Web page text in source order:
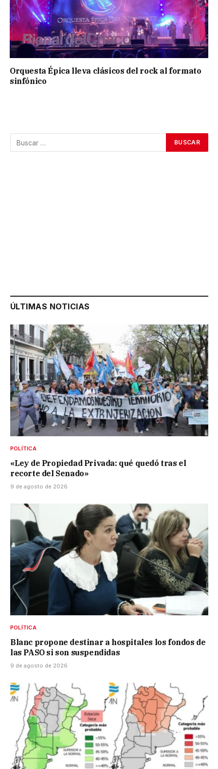
Orquesta Épica lleva clásicos del rock al formato
sinfónico
ÚLTIMAS NOTICIAS
POLÍTICA
«Ley de Propiedad Privada: qué quedó tras el
recorte del Senado»
9 de agosto de 2026
POLÍTICA
Blanc propone destinar a hospitales los fondos de
las PASO si son suspendidas
9 de agosto de 2026